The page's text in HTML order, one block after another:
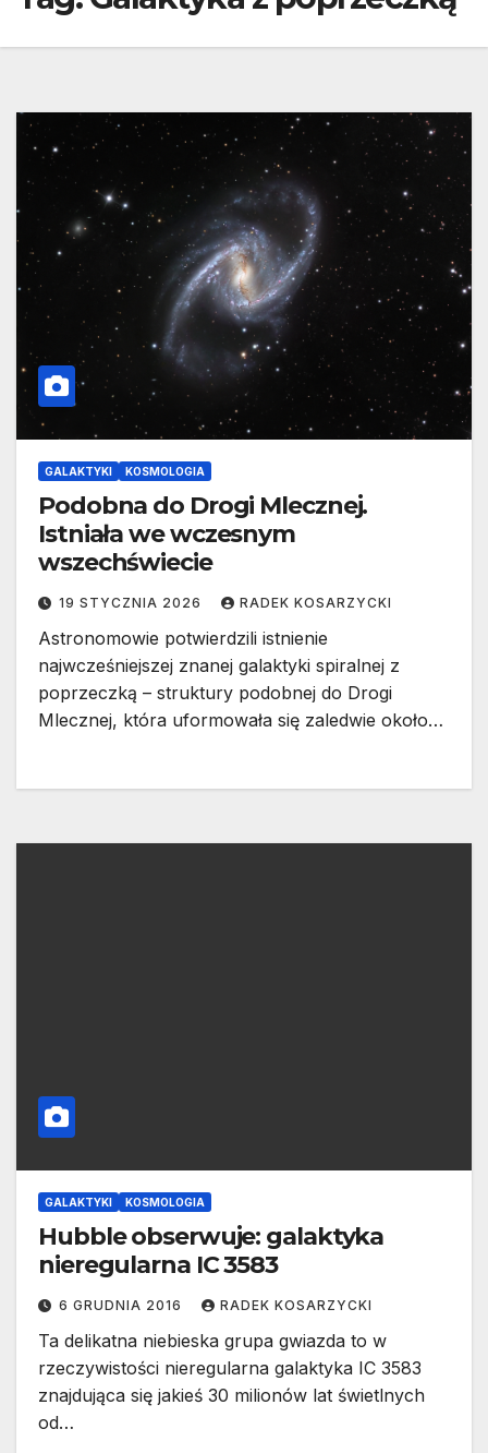
GALAKTYKI KOSMOLOGIA
Podobna do Drogi Mlecznej.
Istniała we wczesnym
wszechświecie
19 STYCZNIA 2026 RADEK KOSARZYCKI
Astronomowie potwierdzili istnienie
najwcześniejszej znanej galaktyki spiralnej z
poprzeczką – struktury podobnej do Drogi
Mlecznej, która uformowała się zaledwie około…
GALAKTYKI KOSMOLOGIA
Hubble obserwuje: galaktyka
nieregularna IC 3583
6 GRUDNIA 2016 RADEK KOSARZYCKI
Ta delikatna niebieska grupa gwiazda to w
rzeczywistości nieregularna galaktyka IC 3583
znajdująca się jakieś 30 milionów lat świetlnych
od…